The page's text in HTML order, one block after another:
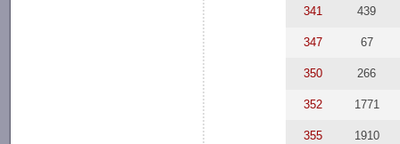
341 439
347 67
350 266
352 1771
355 1910